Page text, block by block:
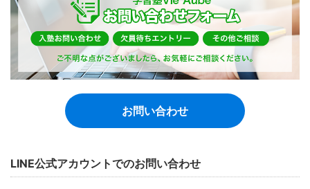
お問い合わせ
LINE公式アカウントでのお問い合わせ